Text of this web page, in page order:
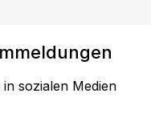
sozialen Medien